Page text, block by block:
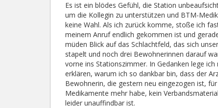
Es ist ein blödes Gefühl, die Station
um die Kollegin zu unterstützen und BTM-
keine Wahl. Als ich zurück komme, stoße ich
meinem Anruf endlich gekommen ist und
müden Blick auf das Schlachtfeld, das sich
stapelt und noch drei Bewohnerinnen darauf
vorne ins Stationszimmer. In Gedanken lege
erklären, warum ich so dankbar bin, dass der
Bewohnerin, die gestern neu eingezogen ist,
Medikamente mehr habe, kein
leider unauffindbar ist.